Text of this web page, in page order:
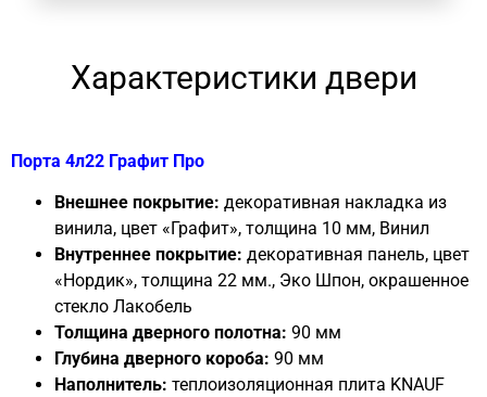
Характеристики двери
Порта 4л22 Графит Про
Внешнее покрытие: декоративная накладка из
винила, цвет «Графит», толщина 10 мм, Винил
Внутреннее покрытие: декоративная панель, цвет
«Нордик», толщина 22 мм., Эко Шпон, окрашенное
стекло Лакобель
Толщина дверного полотна: 90 мм
Глубина дверного короба: 90 мм
Наполнитель: теплоизоляционная плита KNAUF